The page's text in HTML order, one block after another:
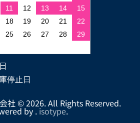
11 12 13 14
15
18 19 20 21
22
25 26 27 28
29
停止日
社 © 2026. All Rights Reserved.
by . isotype.